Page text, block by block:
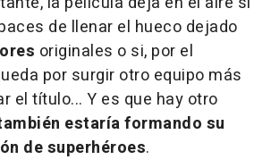
de llenar el hueco dejado
originales o si, por el
por surgir otro equipo más
el título... Y es que hay otro
estaría formando su
de superhéroes.